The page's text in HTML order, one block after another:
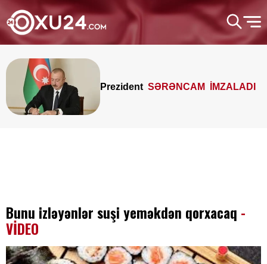
Prezident SƏRƏNCAM İMZALADI
Bunu izləyənlər suşi yeməkdən qorxacaq -
VİDEO